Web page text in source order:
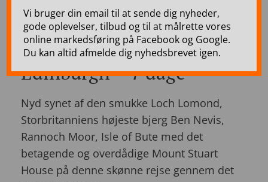
Belmond Royal Scotsman
– Western Scenic Wonders
– togrejse i Skotland &
Edinburgh – 7 dage
Nyd synet af den smukke Loch Lomond,
Storbritanniens højeste bjerg Ben Nevis,
Rannoch Moor, Isle of Bute med det
betagende og overdådige Mount Stuart
House på denne skønne rejse gennem det
Vi bruger din email til at sende dig nyheder,
gode oplevelser, tilbud og til at målrette vores
online markedsføring på Facebook og Google.
Du kan altid afmelde dig nyhedsbrevet igen.